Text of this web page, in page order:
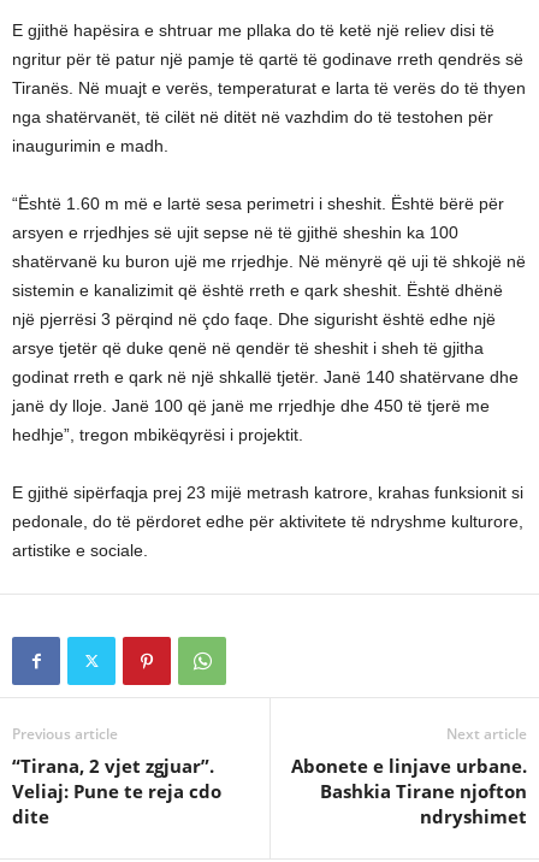
E gjithë hapësira e shtruar me pllaka do të ketë një reliev disi të
ngritur për të patur një pamje të qartë të godinave rreth qendrës së
Tiranës. Në muajt e verës, temperaturat e larta të verës do të thyen
nga shatërvanët, të cilët në ditët në vazhdim do të testohen për
inaugurimin e madh.
“Është 1.60 m më e lartë sesa perimetri i sheshit. Është bërë për
arsyen e rrjedhjes së ujit sepse në të gjithë sheshin ka 100
shatërvanë ku buron ujë me rrjedhje. Në mënyrë që uji të shkojë në
sistemin e kanalizimit që është rreth e qark sheshit. Është dhënë
një pjerrësi 3 përqind në çdo faqe. Dhe sigurisht është edhe një
arsye tjetër që duke qenë në qendër të sheshit i sheh të gjitha
godinat rreth e qark në një shkallë tjetër. Janë 140 shatërvane dhe
janë dy lloje. Janë 100 që janë me rrjedhje dhe 450 të tjerë me
hedhje”, tregon mbikëqyrësi i projektit.
E gjithë sipërfaqja prej 23 mijë metrash katrore, krahas funksionit si
pedonale, do të përdoret edhe për aktivitete të ndryshme kulturore,
artistike e sociale.
Previous article
“Tirana, 2 vjet zgjuar”.
Veliaj: Pune te reja cdo
dite
Next article
Abonete e linjave urbane.
Bashkia Tirane njofton
ndryshimet